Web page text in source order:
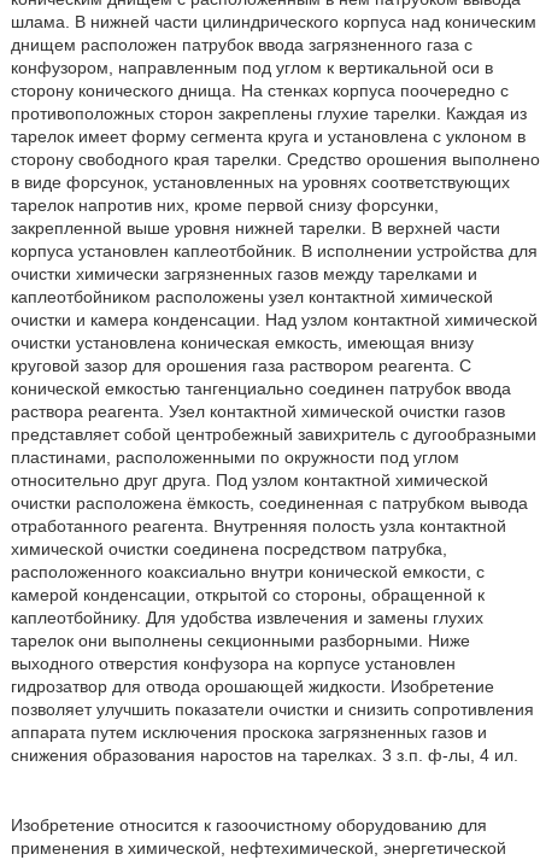
шлама. В нижней части цилиндрического корпуса над коническим
днищем расположен патрубок ввода загрязненного газа с
конфузором, направленным под углом к вертикальной оси в
сторону конического днища. На стенках корпуса поочередно с
противоположных сторон закреплены глухие тарелки. Каждая из
тарелок имеет форму сегмента круга и установлена с уклоном в
сторону свободного края тарелки. Средство орошения выполнено
в виде форсунок, установленных на уровнях соответствующих
тарелок напротив них, кроме первой снизу форсунки,
закрепленной выше уровня нижней тарелки. В верхней части
корпуса установлен каплеотбойник. В исполнении устройства для
очистки химически загрязненных газов между тарелками и
каплеотбойником расположены узел контактной химической
очистки и камера конденсации. Над узлом контактной химической
очистки установлена коническая емкость, имеющая внизу
круговой зазор для орошения газа раствором реагента. С
конической емкостью тангенциально соединен патрубок ввода
раствора реагента. Узел контактной химической очистки газов
представляет собой центробежный завихритель с дугообразными
пластинами, расположенными по окружности под углом
относительно друг друга. Под узлом контактной химической
очистки расположена ёмкость, соединенная с патрубком вывода
отработанного реагента. Внутренняя полость узла контактной
химической очистки соединена посредством патрубка,
расположенного коаксиально внутри конической емкости, с
камерой конденсации, открытой со стороны, обращенной к
каплеотбойнику. Для удобства извлечения и замены глухих
тарелок они выполнены секционными разборными. Ниже
выходного отверстия конфузора на корпусе установлен
гидрозатвор для отвода орошающей жидкости. Изобретение
позволяет улучшить показатели очистки и снизить сопротивления
аппарата путем исключения проскока загрязненных газов и
снижения образования наростов на тарелках. 3 з.п. ф-лы, 4 ил.
Изобретение относится к газоочистному оборудованию для
применения в химической, нефтехимической, энергетической